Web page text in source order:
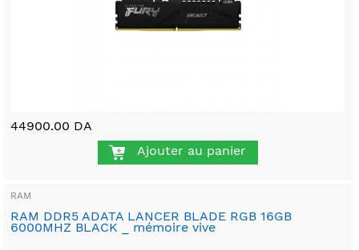
44900.00 DA
Ajouter au panier
RAM
RAM DDR5 ADATA LANCER BLADE RGB 16GB
6000MHZ BLACK _ mémoire vive